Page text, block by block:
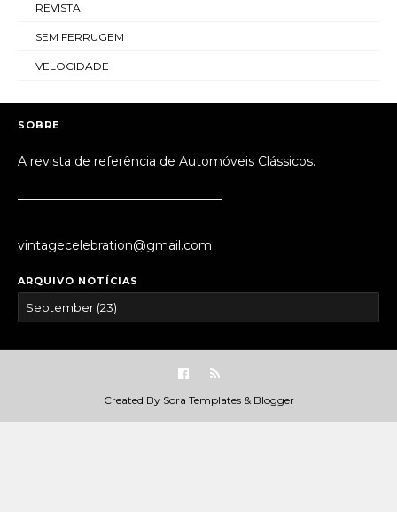
REVISTA
SEM FERRUGEM
VELOCIDADE
SOBRE
A revista de referência de Automóveis Clássicos.
vintagecelebration@gmail.com
ARQUIVO NOTÍCIAS
Created By Sora Templates& Blogger